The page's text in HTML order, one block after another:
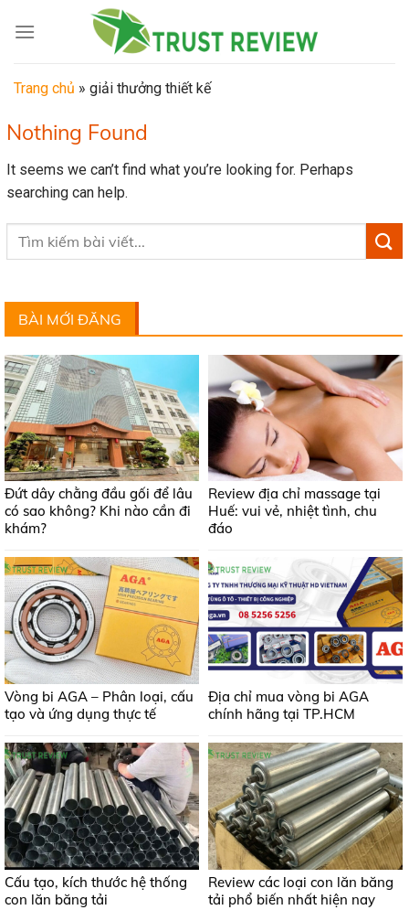
Trang chủ » giải thưởng thiết kế
Nothing Found
It seems we can’t find what you’re looking for. Perhaps
searching can help.
BÀI MỚI ĐĂNG
Đứt dây chằng đầu gối để lâu
có sao không? Khi nào cần đi
khám?
Review địa chỉ massage tại
Huế: vui vẻ, nhiệt tình, chu
đáo
Vòng bi AGA – Phân loại, cấu
tạo và ứng dụng thực tế
Địa chỉ mua vòng bi AGA
chính hãng tại TP.HCM
Cấu tạo, kích thước hệ thống
con lăn băng tải
Review các loại con lăn băng
tải phổ biến nhất hiện nay